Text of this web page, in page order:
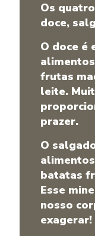
Os
doce,
O doce é
frutas
leite.
prazer.
O
batatas
Esse
nosso
exagerar!